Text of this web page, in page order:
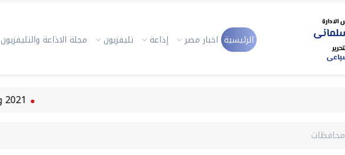
الرئيسية اخبار مصر إذاعة تليفزيون مجلة الاذاعة والتليفزيون
محافظات